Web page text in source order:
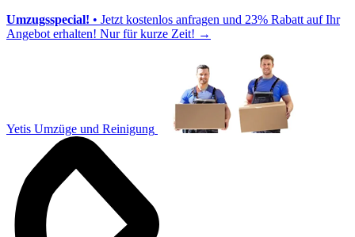
Umzugsspecial! • Jetzt kostenlos anfragen und 23% Rabatt auf Ihr
Angebot erhalten! Nur für kurze Zeit! →
Yetis Umzüge und Reinigung